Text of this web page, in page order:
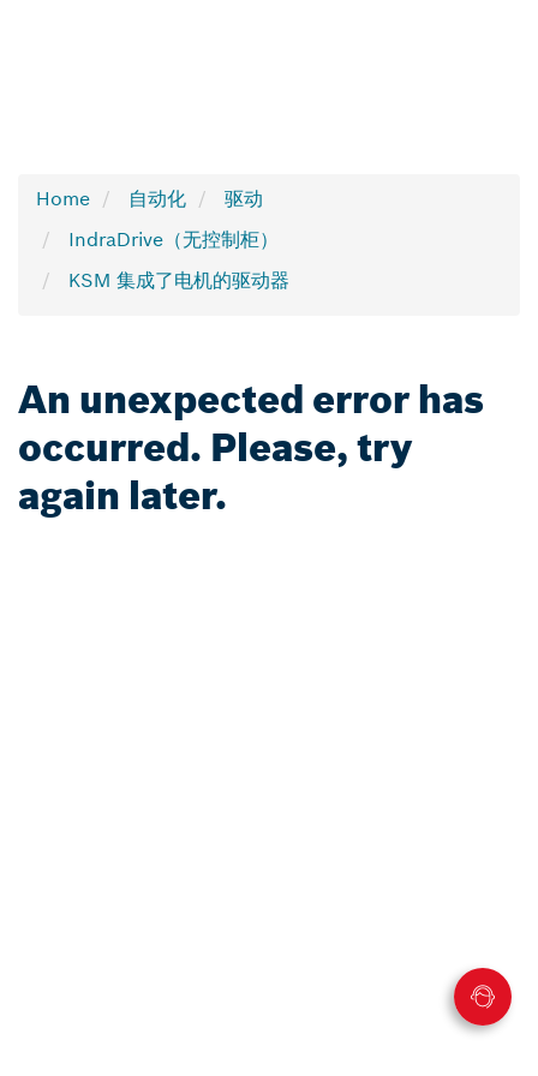
Home 自动化
驱动
IndraDrive（无控制柜）
KSM 集成了电机的驱动器
An unexpected error has
occurred. Please, try
again later.